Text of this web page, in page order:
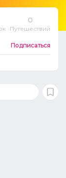
0
Путешествий
Подписаться